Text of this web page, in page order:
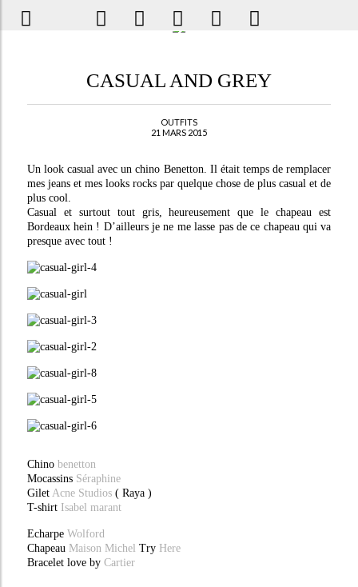
CASUAL AND GREY
OUTFITS
21 MARS 2015
Un look casual avec un chino Benetton. Il était temps de remplacer
mes jeans et mes looks rocks par quelque chose de plus casual et de
plus cool.
Casual et surtout tout gris, heureusement que le chapeau est
Bordeaux hein ! D’ailleurs je ne me lasse pas de ce chapeau qui va
presque avec tout !
Chinobenetton
Mocassins Séraphine
Gilet Acne Studios( Raya )
T-shirt Isabel marant
EcharpeWolford
Chapeau Maison Michel Try Here
Bracelet love by Cartier